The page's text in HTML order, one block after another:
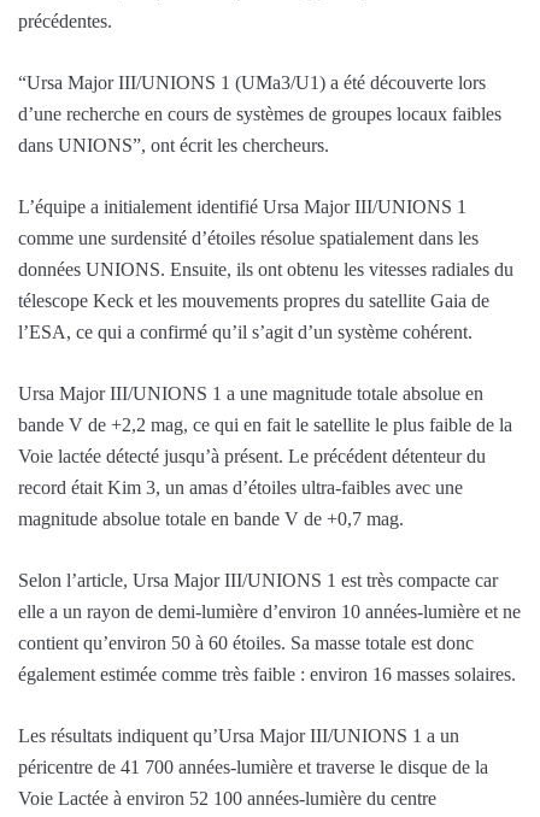
précédentes.
“Ursa Major III/UNIONS 1 (UMa3/U1) a été découverte lors
d’une recherche en cours de systèmes de groupes locaux faibles
dans UNIONS”, ont écrit les chercheurs.
L’équipe a initialement identifié Ursa Major III/UNIONS 1
comme une surdensité d’étoiles résolue spatialement dans les
données UNIONS. Ensuite, ils ont obtenu les vitesses radiales du
télescope Keck et les mouvements propres du satellite Gaia de
l’ESA, ce qui a confirmé qu’il s’agit d’un système cohérent.
Ursa Major III/UNIONS 1 a une magnitude totale absolue en
bande V de +2,2 mag, ce qui en fait le satellite le plus faible de la
Voie lactée détecté jusqu’à présent. Le précédent détenteur du
record était Kim 3, un amas d’étoiles ultra-faibles avec une
magnitude absolue totale en bande V de +0,7 mag.
Selon l’article, Ursa Major III/UNIONS 1 est très compacte car
elle a un rayon de demi-lumière d’environ 10 années-lumière et ne
contient qu’environ 50 à 60 étoiles. Sa masse totale est donc
également estimée comme très faible : environ 16 masses solaires.
Les résultats indiquent qu’Ursa Major III/UNIONS 1 a un
péricentre de 41 700 années-lumière et traverse le disque de la
Voie Lactée à environ 52 100 années-lumière du centre